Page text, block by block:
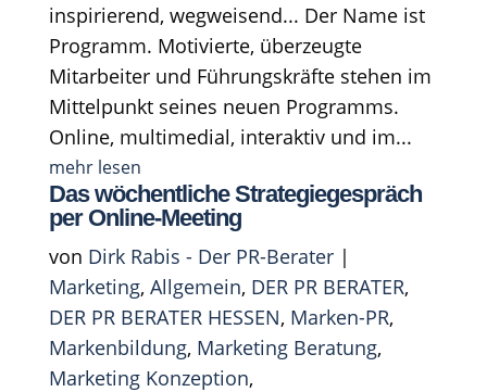
inspirierend, wegweisend... Der Name ist
Programm. Motivierte, überzeugte
Mitarbeiter und Führungskräfte stehen im
Mittelpunkt seines neuen Programms.
Online, multimedial, interaktiv und im...
mehr lesen
Das wöchentliche Strategiegespräch
per Online-Meeting
von Dirk Rabis - Der PR-Berater|
Marketing, Allgemein, DER PR BERATER,
DER PR BERATER HESSEN, Marken-PR,
Markenbildung, Marketing Beratung,
Marketing Konzeption,